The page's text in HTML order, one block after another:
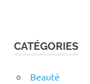
CATÉGORIES
Beauté